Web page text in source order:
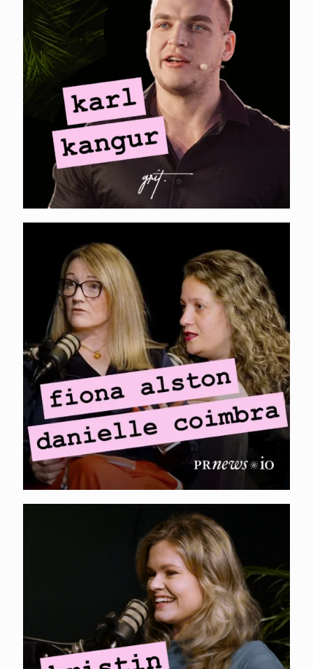
SEO-ga praegu
toimub? (no fluff)
MINI-PODCAST I
Fiona Alston, Danielle
Coimbra – Earned vs
paid media
coverage
XOLO. Kristin Kirštein
– tootepõhine kasv,
sisu optimeerimine
AI-le ja lokaliseeritud
laienemine